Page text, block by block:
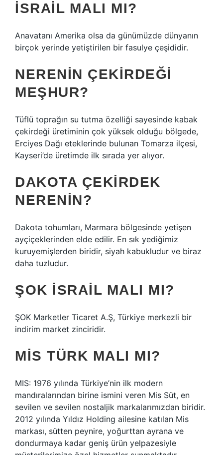
İSRAIL MALI MI?
Anavatanı Amerika olsa da günümüzde dünyanın
birçok yerinde yetiştirilen bir fasulye çeşididir.
NERENIN ÇEKIRDEĞI
MEŞHUR?
Tüflü toprağın su tutma özelliği sayesinde kabak
çekirdeği üretiminin çok yüksek olduğu bölgede,
Erciyes Dağı eteklerinde bulunan Tomarza ilçesi,
Kayseri’de üretimde ilk sırada yer alıyor.
DAKOTA ÇEKIRDEK
NERENIN?
Dakota tohumları, Marmara bölgesinde yetişen
ayçiçeklerinden elde edilir. En sık yediğimiz
kuruyemişlerden biridir, siyah kabukludur ve biraz
daha tuzludur.
ŞOK İSRAIL MALI MI?
ŞOK Marketler Ticaret A.Ş, Türkiye merkezli bir
indirim market zinciridir.
MIS TÜRK MALI MI?
MIS: 1976 yılında Türkiye’nin ilk modern
mandıralarından birine ismini veren Mis Süt, en
sevilen ve sevilen nostaljik markalarımızdan biridir.
2012 yılında Yıldız Holding ailesine katılan Mis
markası, sütten peynire, yoğurttan ayrana ve
dondurmaya kadar geniş ürün yelpazesiyle